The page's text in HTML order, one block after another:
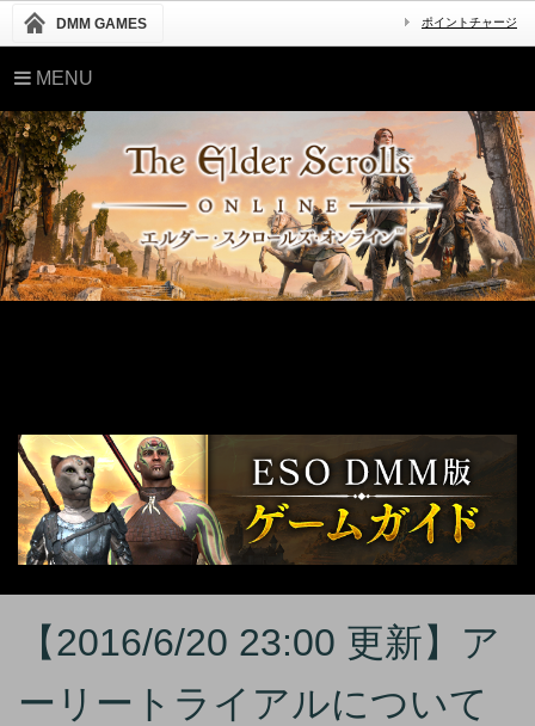
DMM GAMES ポイントチャージ
MENU
【2016/6/20 23:00 更新】ア
ーリートライアルについて